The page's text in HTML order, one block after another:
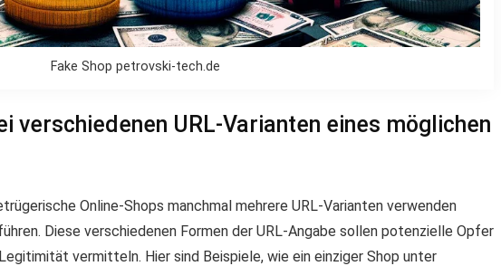
Fake Shop petrovski-tech.de
verschiedenen URL-Varianten eines möglichen
Online-Shops manchmal mehrere URL-Varianten verwenden
Diese verschiedenen Formen der URL-Angabe sollen potenzielle Opfer
vermitteln. Hier sind Beispiele, wie ein einziger Shop unter